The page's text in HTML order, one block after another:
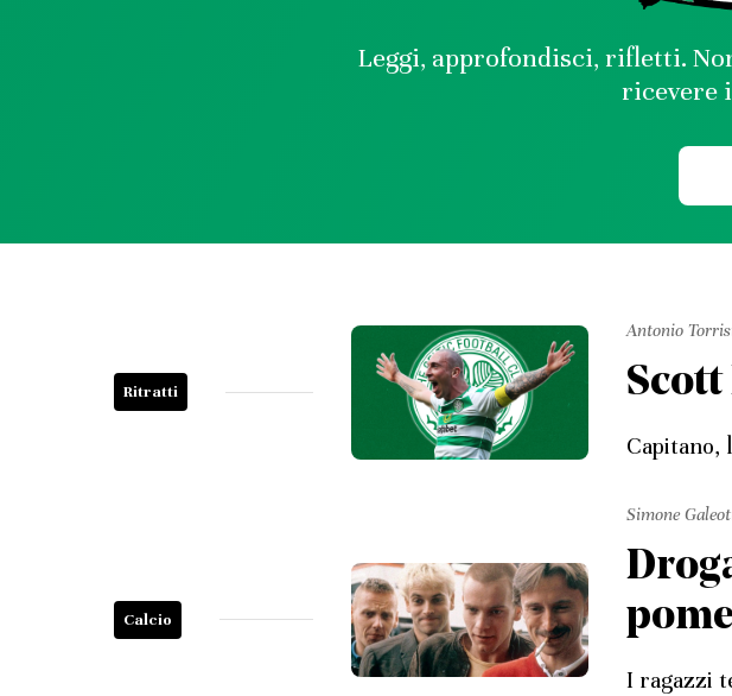
Leggi, approfondisci, rifletti.
ricevere
Ritratti
Antonio
Capitano,
Calcio
Simone
I ragazzi